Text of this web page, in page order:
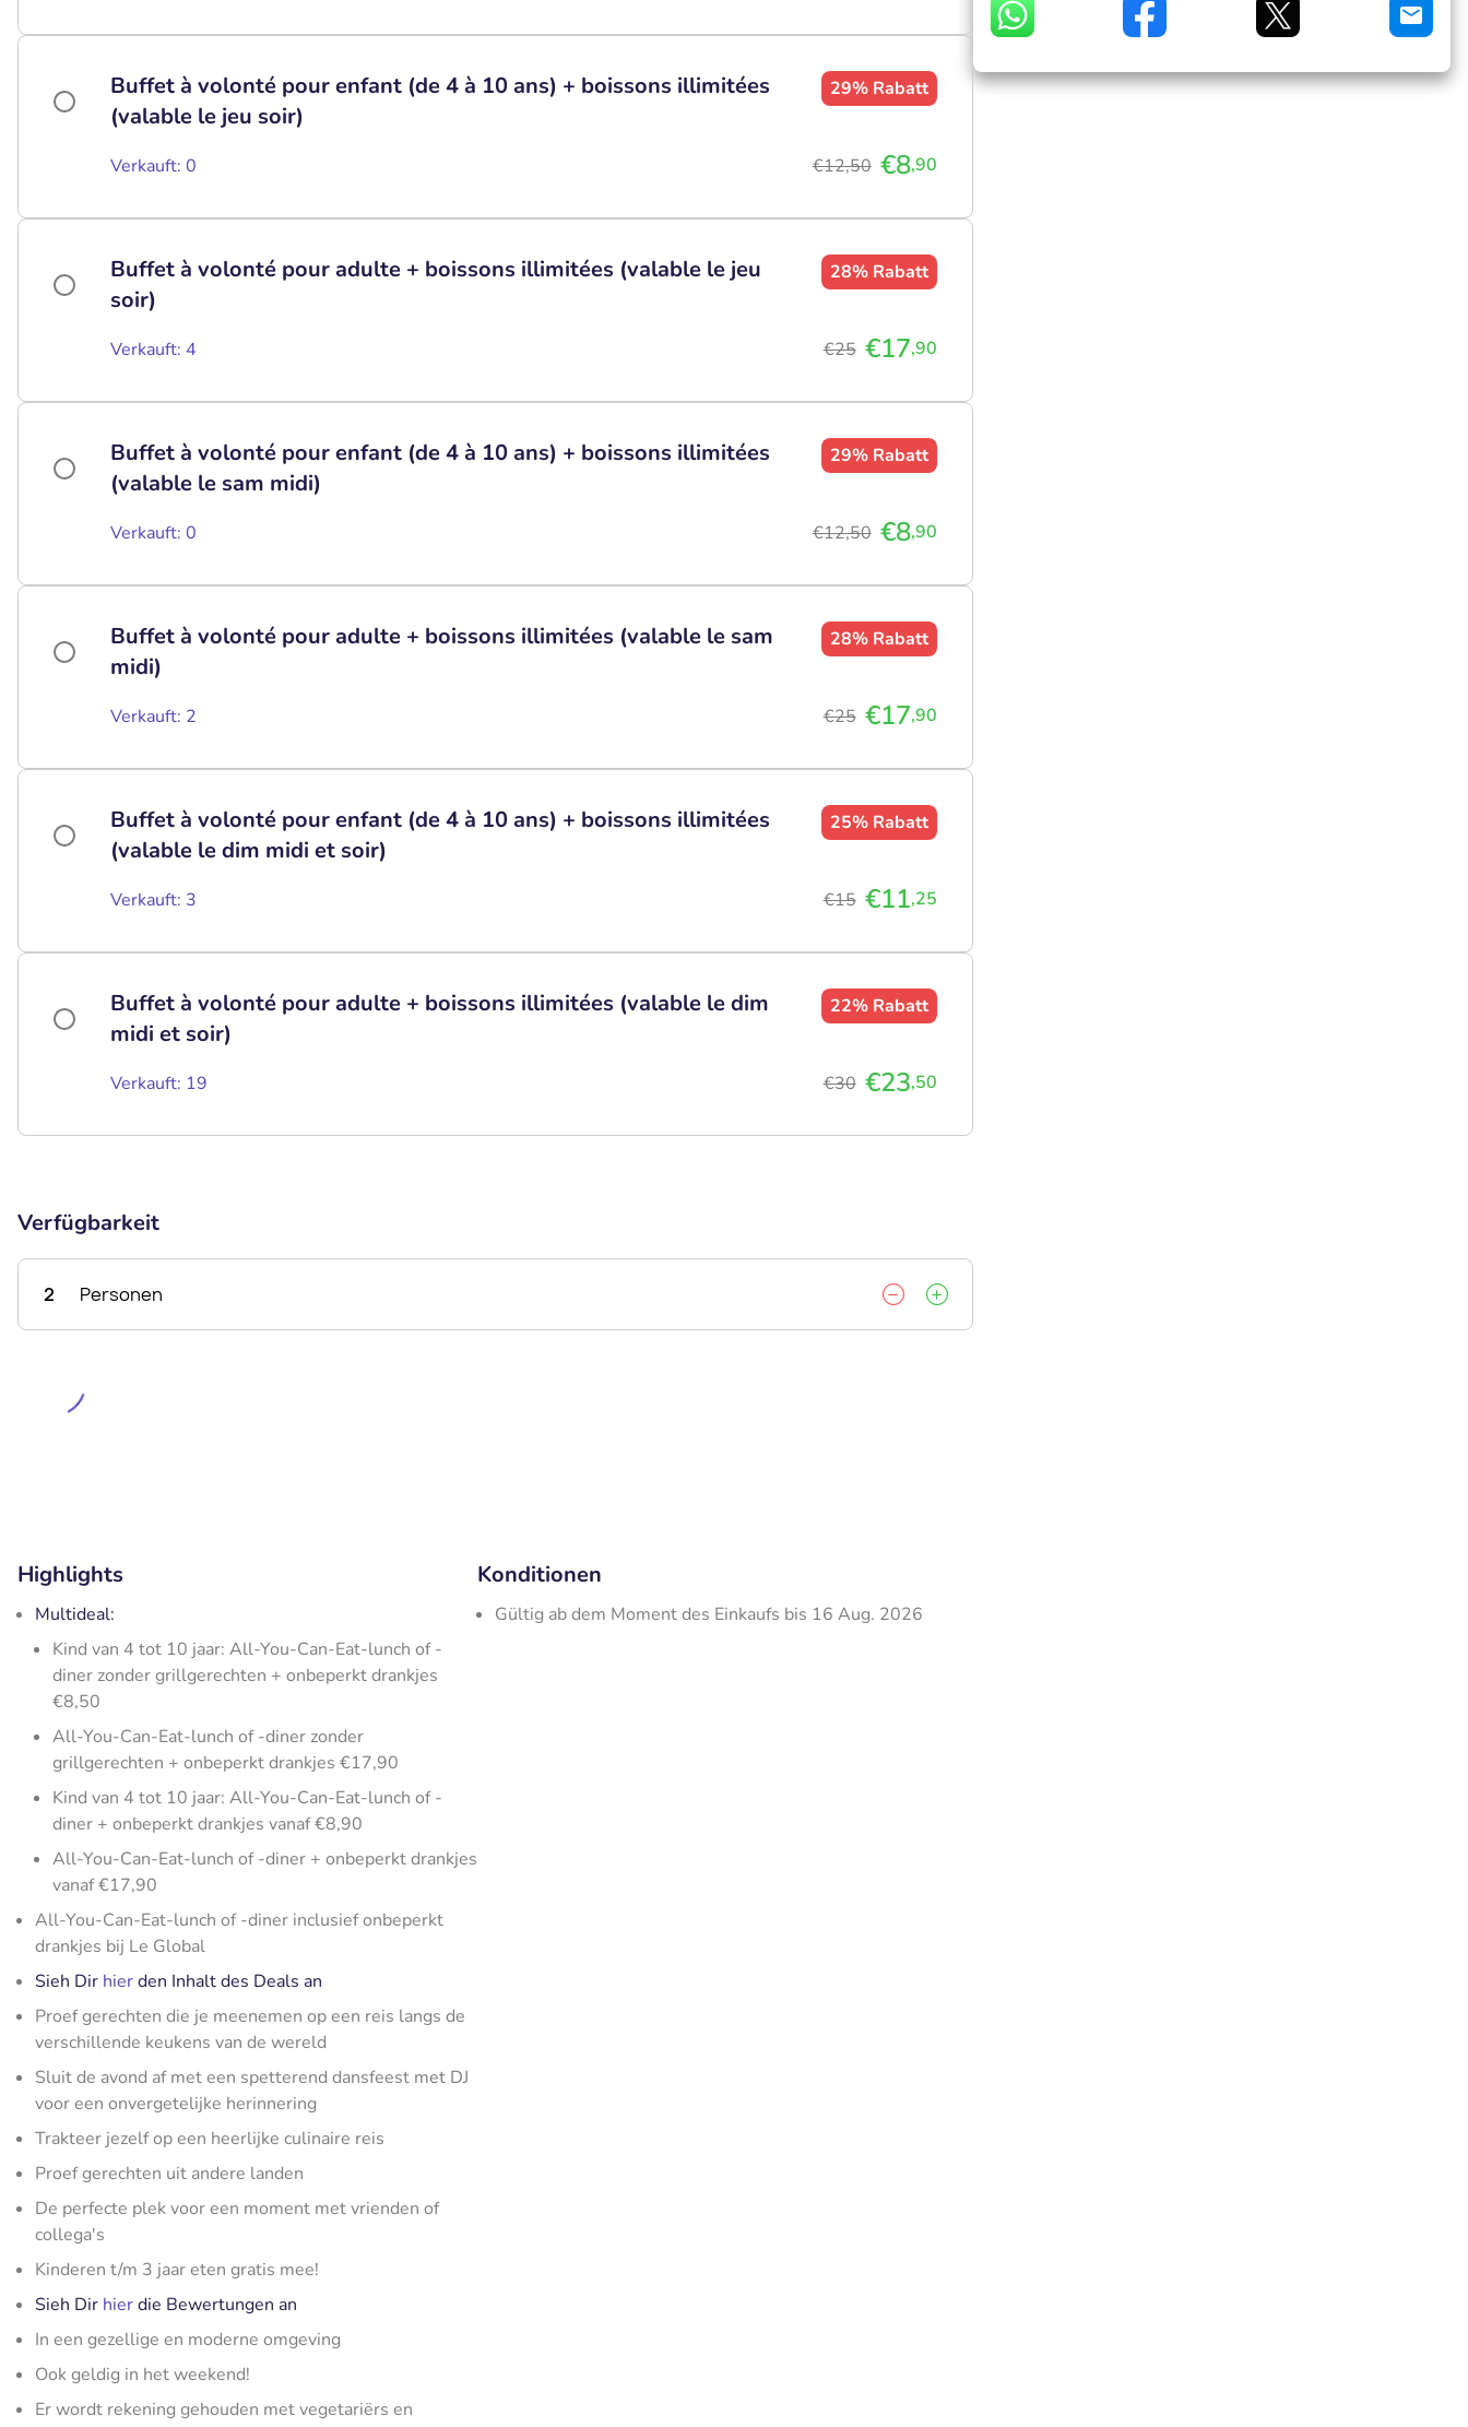
Buffet à volonté pour enfant (de 4 à 10 ans) + boissons illimitées
(valable le jeu soir)
29% Rabatt
Verkauft: 0 €12,50 €8,90
Buffet à volonté pour adulte + boissons illimitées (valable le jeu
soir)
28% Rabatt
Verkauft: 4 €25 €17,90
Buffet à volonté pour enfant (de 4 à 10 ans) + boissons illimitées
(valable le sam midi)
29% Rabatt
Verkauft: 0 €12,50 €8,90
Buffet à volonté pour adulte + boissons illimitées (valable le sam
midi)
28% Rabatt
Verkauft: 2 €25 €17,90
Buffet à volonté pour enfant (de 4 à 10 ans) + boissons illimitées
(valable le dim midi et soir)
25% Rabatt
Verkauft: 3 €15 €11,25
Buffet à volonté pour adulte + boissons illimitées (valable le dim
midi et soir)
22% Rabatt
Verkauft: 19 €30 €23,50
Verfügbarkeit
2 Personen
Highlights
Multideal:
Kind van 4 tot 10 jaar: All-You-Can-Eat-lunch of -
diner zonder grillgerechten + onbeperkt drankjes
€8,50
All-You-Can-Eat-lunch of -diner zonder
grillgerechten + onbeperkt drankjes €17,90
Kind van 4 tot 10 jaar: All-You-Can-Eat-lunch of -
diner + onbeperkt drankjes vanaf €8,90
All-You-Can-Eat-lunch of -diner + onbeperkt drankjes
vanaf €17,90
All-You-Can-Eat-lunch of -diner inclusief onbeperkt
drankjes bij Le Global
Sieh Dir hierden Inhalt des Deals an
Proef gerechten die je meenemen op een reis langs de
verschillende keukens van de wereld
Sluit de avond af met een spetterend dansfeest met DJ
voor een onvergetelijke herinnering
Trakteer jezelf op een heerlijke culinaire reis
Proef gerechten uit andere landen
De perfecte plek voor een moment met vrienden of
collega's
Kinderen t/m 3 jaar eten gratis mee!
Sieh Dir hierdie Bewertungen an
In een gezellige en moderne omgeving
Ook geldig in het weekend!
Er wordt rekening gehouden met vegetariërs en
Konditionen
Gültig ab dem Moment des Einkaufs bis 16 Aug. 2026